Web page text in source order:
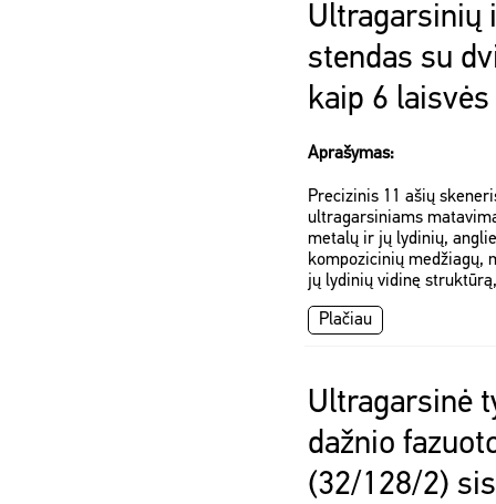
Ultragarsinių
stendas su
kaip 6 laisvės
Aprašymas:
Precizinis 11 ašių
ultragarsiniams
metalų ir jų lydinių,
kompozicinių medžiagų,
jų lydinių vidinę
Plačiau
Ultragarsinė
dažnio
(32/128/2)